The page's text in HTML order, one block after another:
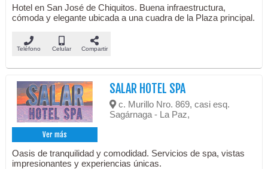
Hotel en San José de Chiquitos. Buena infraestructura,
cómoda y elegante ubicada a una cuadra de la Plaza principal.
Teléfono Celular Compartir
Ver más
SALAR HOTEL SPA
c. Murillo Nro. 869, casi esq.
Sagárnaga - La Paz,
Oasis de tranquilidad y comodidad. Servicios de spa, vistas
impresionantes y experiencias únicas.